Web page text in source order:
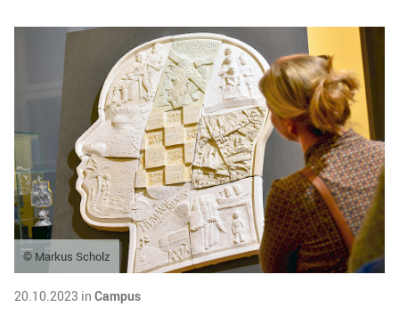
© Markus Scholz
20.10.2023 in Campus